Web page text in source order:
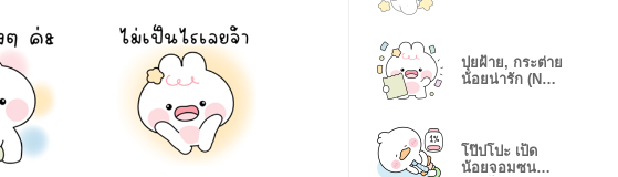
ปุยฝ้าย, กระต่าย
น้อยน่ารัก (No
โป๊ปโปะ เป็ด
น้อยจอมซน